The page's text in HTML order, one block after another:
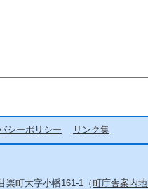
シーポリシー リンク集
楽町大字小幡161-1（町庁舎案内